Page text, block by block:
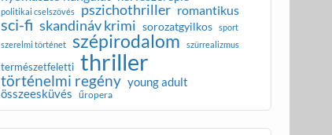
politikai cselszövés pszichothriller romantikus
sci-fi skandináv krimi sorozatgyilkos
sport
szerelmi történet
szépirodalom szürrealizmus
természetfeletti thriller
történelmi regény young adult
összeesküvés
űropera